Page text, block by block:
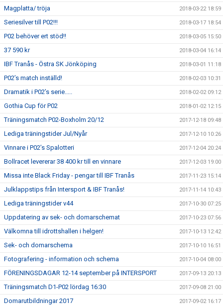
Magplatta/ tröja 2018-03-22 18:59
Seriesilver till P02!!! 2018-03-17 18:54
P02 behöver ert stöd!! 2018-03-05 15:50
37 590 kr 2018-03-04 16:14
IBF Tranås - Östra SK Jönköping 2018-03-01 11:18
P02’s match inställd! 2018-02-03 10:31
Dramatik i P02’s serie..... 2018-02-02 09:12
Gothia Cup för P02 2018-01-02 12:15
Träningsmatch P02-Boxholm 20/12 2017-12-18 09:48
Lediga träningstider Jul/Nyår 2017-12-10 10:26
Vinnare i P02’s Spalotteri 2017-12-04 20:24
Bollracet levererar 38 400 kr till en vinnare 2017-12-03 19:00
Missa inte Black Friday - pengar till IBF Tranås 2017-11-23 15:14
Julklappstips från Intersport & IBF Tranås! 2017-11-14 10:43
Lediga träningstider v44 2017-10-30 07:25
Uppdatering av sek- och domarschemat 2017-10-23 07:56
Välkomna till idrottshallen i helgen! 2017-10-13 12:42
Sek- och domarschema 2017-10-10 16:51
Fotografering - information och schema 2017-10-04 08:00
FÖRENINGSDAGAR 12-14 september på INTERSPORT 2017-09-13 20:13
Träningsmatch D1-P02 lördag 16:30 2017-09-08 21:00
Domarutbildningar 2017 2017-09-02 16:17